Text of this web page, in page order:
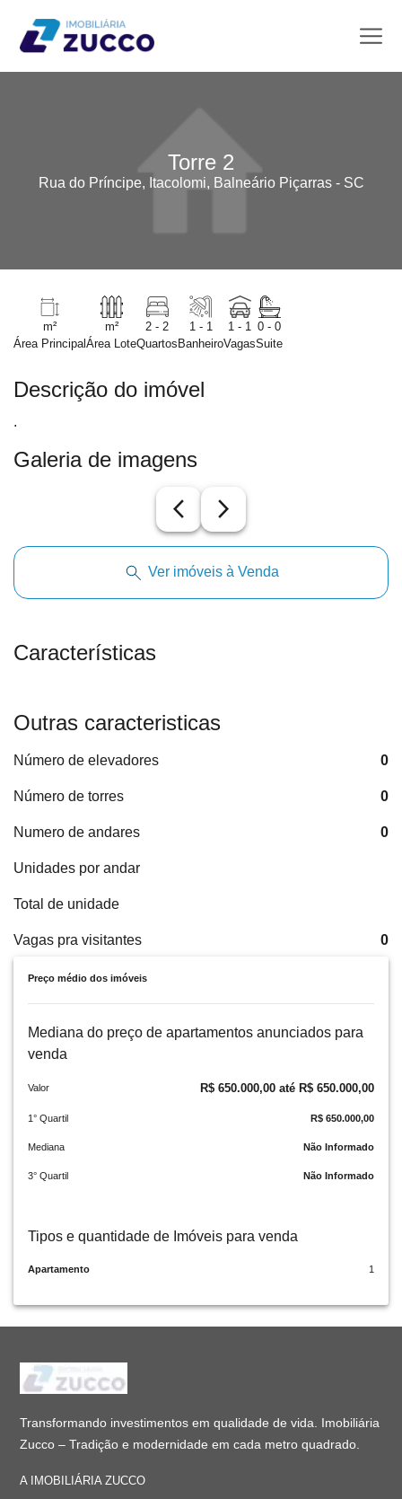
Torre 2
Rua do Príncipe, Itacolomi, Balneário Piçarras - SC
m²
Área Principal
m²
Área Lote
2 - 2
Quartos
1 - 1
Banheiro
1 - 1
Vagas
0 - 0
Suite
Descrição do imóvel
.
Galeria de imagens
arrow_back_ios_new arrow_forward_ios
Ver imóveis à Venda
Características
Outras caracteristicas
Número de elevadores 0
Número de torres 0
Numero de andares 0
Unidades por andar
Total de unidade
Vagas pra visitantes 0
Preço médio dos imóveis
Mediana do preço de apartamentos anunciados para
venda
Valor R$ 650.000,00 até R$ 650.000,00
1° Quartil R$ 650.000,00
Mediana Não Informado
3° Quartil Não Informado
Tipos e quantidade de Imóveis para venda
Apartamento 1
Transformando investimentos em qualidade de vida. Imobiliária
Zucco – Tradição e modernidade em cada metro quadrado.
A IMOBILIÁRIA ZUCCO